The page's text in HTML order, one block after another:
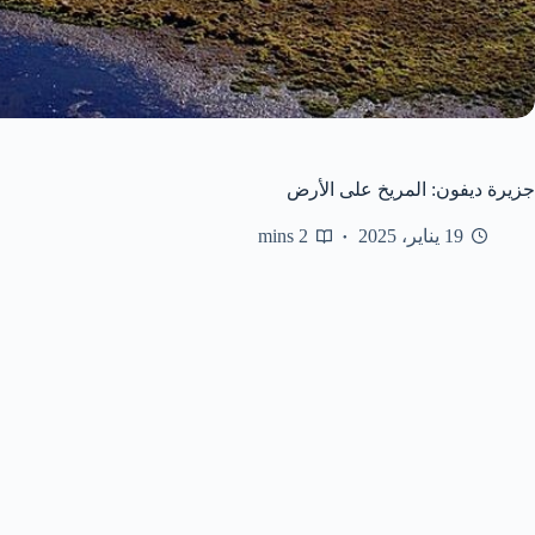
جزيرة ديفون: المريخ على الأرض
19 يناير، 2025 2 mins